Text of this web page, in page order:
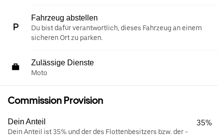
Fahrzeug abstellen
Du bist dafür verantwortlich, dieses Fahrzeug an einem
sicheren Ort zu parken.
Zulässige Dienste
Moto
Commission Provision
Dein Anteil
Dein Anteil ist 35% und der des Flottenbesitzers bzw. der -
35%